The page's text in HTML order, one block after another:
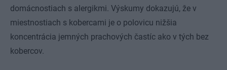
domácnostiach s alergikmi. Výskumy dokazujú, že v
miestnostiach s kobercami je o polovicu nižšia
koncentrácia jemných prachových častíc ako v tých bez
kobercov.